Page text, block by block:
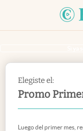
Elegiste el:
Promo
Luego del primer mes,